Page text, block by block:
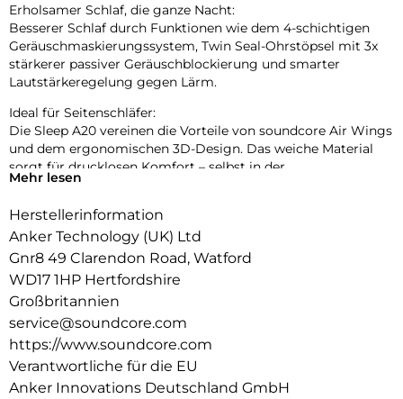
Erholsamer Schlaf, die ganze Nacht:
Besserer Schlaf durch Funktionen wie dem 4-schichtigen
Geräuschmaskierungssystem, Twin Seal-Ohrstöpsel mit 3x
stärkerer passiver Geräuschblockierung und smarter
Lautstärkeregelung gegen Lärm.
Ideal für Seitenschläfer:
Die Sleep A20 vereinen die Vorteile von soundcore Air Wings
und dem ergonomischen 3D-Design. Das weiche Material
sorgt für drucklosen Komfort – selbst in der
Seitenschläferposition.
Extra lange Wiedergabe:
Im Schlafmodus liegt die Akkulaufzeit mit 1x Laden bei 14
Stunden und verlängert sich mit Ladecase auf 80 Stunden.
Der Bluetooth-Modus bietet 10 Stunden Wiedergabezeit und
zusätzliche 55 Stunden mit Ladecase.
Streame Inhalte via Bluetooth:
Dank der stabilen Bluetooth 5.3-Verbindung und einer
personalisierten Auswahl an verschiedenem weißen
Rauschen kannst du deinen eigenen Soundtrack für eine
erholsame Nachtruhe erstellen.
Mehr lesen
Herstellerinformation
Anker Technology (UK) Ltd
Gnr8 49 Clarendon Road, Watford
WD17 1HP Hertfordshire
Großbritannien
service@soundcore.com
https://www.soundcore.com
Verantwortliche für die EU
Anker Innovations Deutschland GmbH